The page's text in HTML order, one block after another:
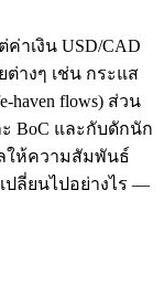
าเงิน USD/CAD
างๆ เช่น กระแส
haven flows) ส่วน
BoC และกับดักนัก
ลให้ความสัมพันธ์
ปลี่ยนไปอย่างไร —